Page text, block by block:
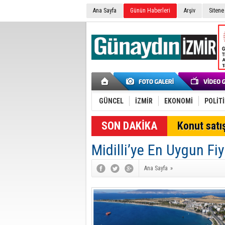
Ana Sayfa Günün Haberleri Arşiv
GÜNCEL İZMİR EKONOMİ
SON DAKİKA Konut
Midilli’ye En Uygun
Ana Sayfa »